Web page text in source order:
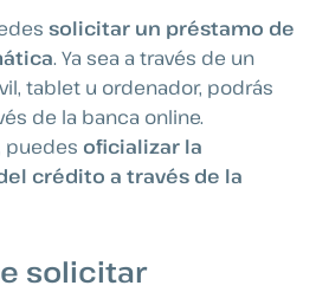
solicitar un préstamo de
. Ya sea a través de un
tablet u ordenador, podrás
de la banca online.
puedes oficializar la
crédito a través de la
solicitar